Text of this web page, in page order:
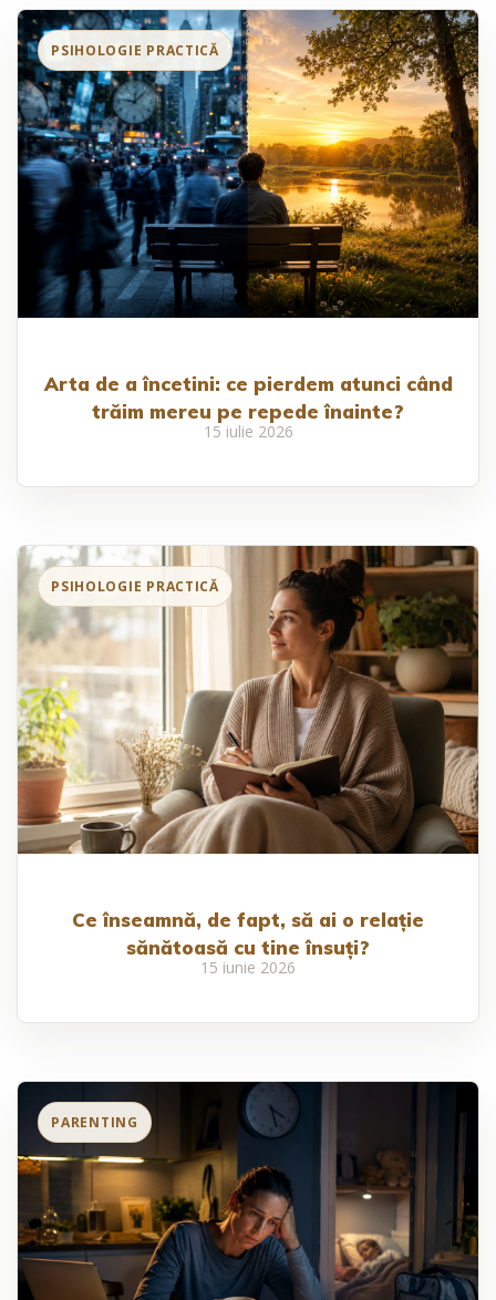
Arta de a încetini: ce pierdem atunci când
trăim mereu pe repede înainte?
15 iulie 2026
Ce înseamnă, de fapt, să ai o relație
sănătoasă cu tine însuți?
15 iunie 2026